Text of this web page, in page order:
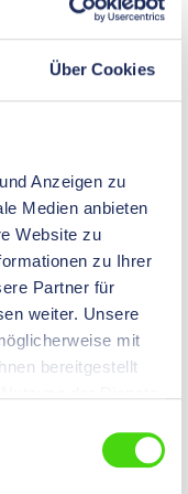
Über Cookies
Anzeigen zu
Medien anbieten
Website zu
zu Ihrer
Partner für
weiter. Unsere
mit
bereitgestellt
CAGE-CLAMP
32 A
für alle
60 St.
CAGE-CLAMP
nachLogin